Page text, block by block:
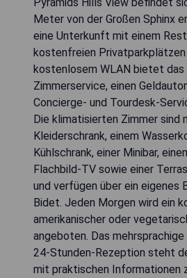
Meter von der Großen Sphinx
eine Unterkunft mit einem
kostenfreien Privatparkplätzen
kostenlosem WLAN bietet
Zimmerservice, einen
Concierge- und Tourdesk-
Die klimatisierten Zimmer sind
Kleiderschrank, einem
Kühlschrank, einer Minibar,
Flachbild-TV sowie einer
und verfügen über ein eigenes
Bidet. Jeden Morgen wird ein
amerikanischer oder
angeboten. Das
24-Stunden-Rezeption steht
mit praktischen Informationen